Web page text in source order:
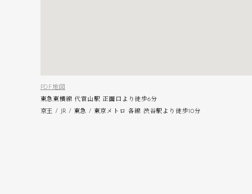
PDF地図
東急東横線 代官山駅 正面口より徒歩6分
京王 / JR / 東急 / 東京メトロ 各線 渋谷駅より徒歩10分